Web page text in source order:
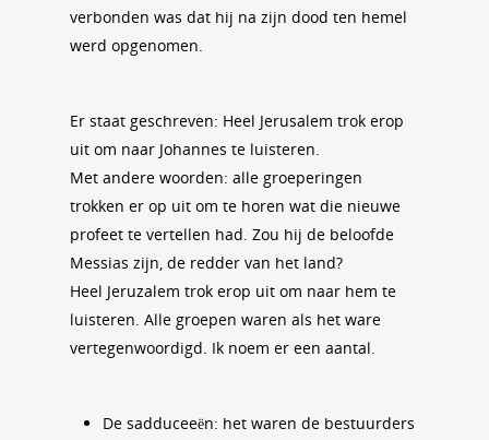
verbonden was dat hij na zijn dood ten hemel
werd opgenomen.
Er staat geschreven: Heel Jerusalem trok erop
uit om naar Johannes te luisteren.
Met andere woorden: alle groeperingen
trokken er op uit om te horen wat die nieuwe
profeet te vertellen had. Zou hij de beloofde
Messias zijn, de redder van het land?
Heel Jeruzalem trok erop uit om naar hem te
luisteren. Alle groepen waren als het ware
vertegenwoordigd. Ik noem er een aantal.
De sadduceeën: het waren de bestuurders